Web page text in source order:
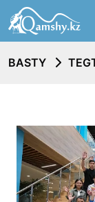
BASTY